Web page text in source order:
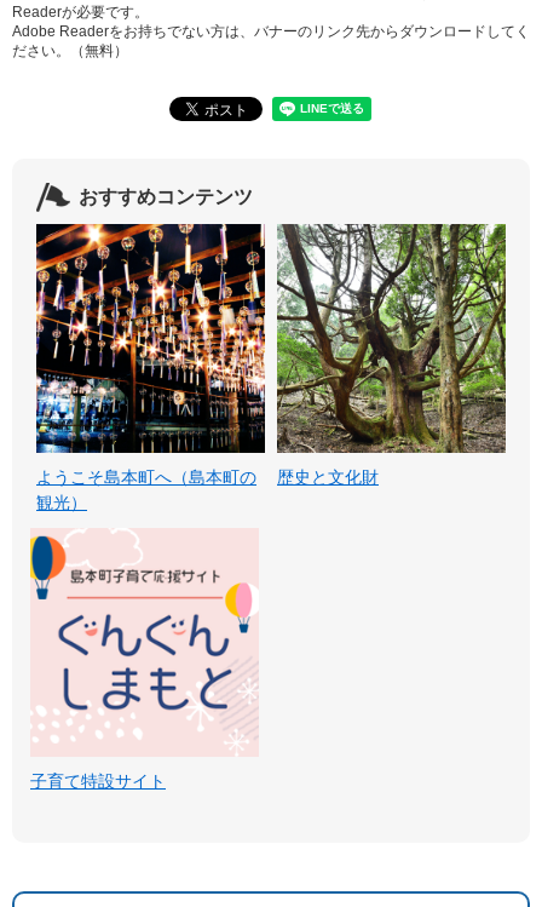
Readerが必要です。
Adobe Readerをお持ちでない方は、バナーのリンク先からダウンロードしてく
ださい。（無料）
おすすめコンテンツ
ようこそ島本町へ（島本町の
観光）
歴史と文化財
子育て特設サイト